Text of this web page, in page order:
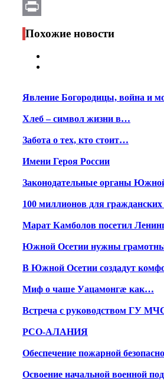
Email
Print
Похожие новости
Явление Богородицы, война и
Хлеб – символ жизни в…
Забота о тех, кто стоит…
Имени Героя России
Законодательные органы
100 миллионов для
Марат Камболов посетил
Южной Осетии нужны
В Южной Осетии создадут
Миф о чаше Уацамонгæ как…
Встреча с руководством ГУ
РСО-АЛАНИЯ
Обеспечение пожарной
Освоение начальной военной